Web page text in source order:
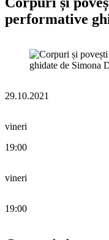
performative
29.10.2021
vineri
19:00
vineri
19:00